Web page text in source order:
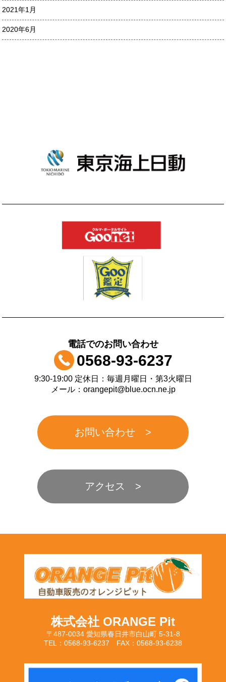
2021年1月
2020年6月
電話でのお問い合わせ
0568-93-6237
9:30-19:00 定休日：毎週月曜日・第3火曜日
メール：orangepit@blue.ocn.ne.jp
お問い合わせ
アクセス
株式会社 ORANGE Pit
〒487-0034 愛知県春日井市白山町 5-31-8
TEL：0568-93-6237 FAX：0568-93-6238